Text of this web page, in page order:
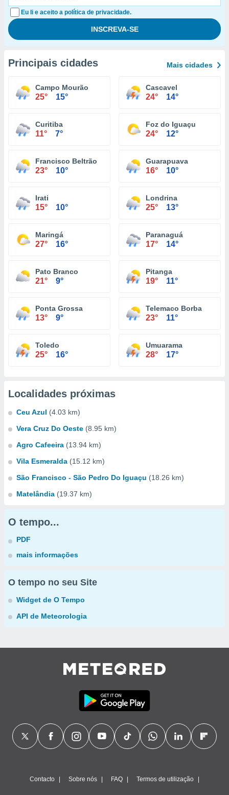
Eu li e aceito a política de privacidade.
Principais cidades Mais cidades
Campo Mourão
25° 15°
Cascavel
24° 14°
Curitiba
11° 7°
Foz do Iguaçu
24° 12°
Francisco Beltrão
23° 10°
Guarapuava
16° 10°
Irati
15° 10°
Londrina
25° 13°
Maringá
27° 16°
Paranaguá
17° 14°
Pato Branco
21° 9°
Pitanga
19° 11°
Ponta Grossa
13° 9°
Telemaco Borba
23° 11°
Toledo
25° 16°
Umuarama
28° 17°
Localidades próximas
Ceu Azul (4.03 km)
Vera Cruz Do Oeste (8.95 km)
Agro Cafeeira (13.94 km)
Vila Esmeralda (15.12 km)
São Francisco - São Pedro Do Iguaçu (18.26 km)
Matelândia (19.37 km)
O tempo...
PDF
mais informações
O tempo no seu Site
Widget de O Tempo
API de Meteorologia
Contacto Sobre nós FAQ Termos de utilização